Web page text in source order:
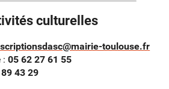
culturelles
toulouse.fr
:05 62 27 61 55
43 29